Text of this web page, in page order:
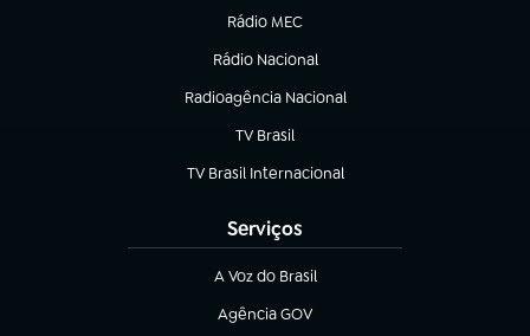
Rádio MEC
(abre em nova aba)
Rádio Nacional
Radioagência Nacional
(abre em nova aba)
TV Brasil
(abre em nova aba)
TV Brasil Internacional
(abre em nova aba)
Serviços
A Voz do Brasil
(abre em nova aba)
Agência GOV
(abre em nova aba)